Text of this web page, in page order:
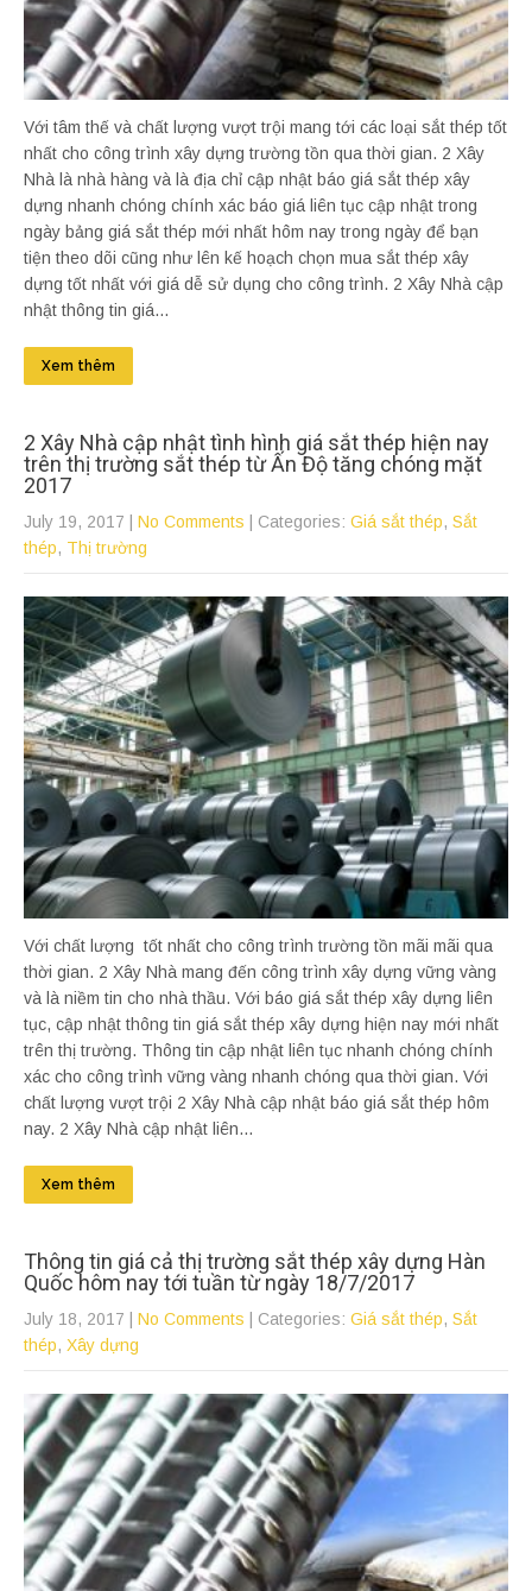
Với tâm thế và chất lượng vượt trội mang tới các loại sắt thép tốt
nhất cho công trình xây dựng trường tồn qua thời gian. 2 Xây
Nhà là nhà hàng và là địa chỉ cập nhật báo giá sắt thép xây
dựng nhanh chóng chính xác báo giá liên tục cập nhật trong
ngày bảng giá sắt thép mới nhất hôm nay trong ngày để bạn
tiện theo dõi cũng như lên kế hoạch chọn mua sắt thép xây
dựng tốt nhất với giá dễ sử dụng cho công trình. 2 Xây Nhà cập
nhật thông tin giá...
Xem thêm
2 Xây Nhà cập nhật tình hình giá sắt thép hiện nay
trên thị trường sắt thép từ Ấn Độ tăng chóng mặt
2017
July 19, 2017 No Comments | Categories: Giá sắt thép, Sắt
thép, Thị trường
Với chất lượng tốt nhất cho công trình trường tồn mãi mãi qua
thời gian. 2 Xây Nhà mang đến công trình xây dựng vững vàng
và là niềm tin cho nhà thầu. Với báo giá sắt thép xây dựng liên
tục, cập nhật thông tin giá sắt thép xây dựng hiện nay mới nhất
trên thị trường. Thông tin cập nhật liên tục nhanh chóng chính
xác cho công trình vững vàng nhanh chóng qua thời gian. Với
chất lượng vượt trội 2 Xây Nhà cập nhật báo giá sắt thép hôm
nay. 2 Xây Nhà cập nhật liên...
Xem thêm
Thông tin giá cả thị trường sắt thép xây dựng Hàn
Quốc hôm nay tới tuần từ ngày 18/7/2017
July 18, 2017 No Comments | Categories: Giá sắt thép, Sắt
thép, Xây dựng